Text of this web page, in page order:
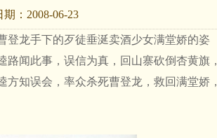
： 2008-06-23
登龙手下的歹徒垂涎卖酒少女满堂娇的姿
闻此事，误信为真，回山寨砍倒杏黄旗，
知误会，率众杀死曹登龙，救回满堂娇，